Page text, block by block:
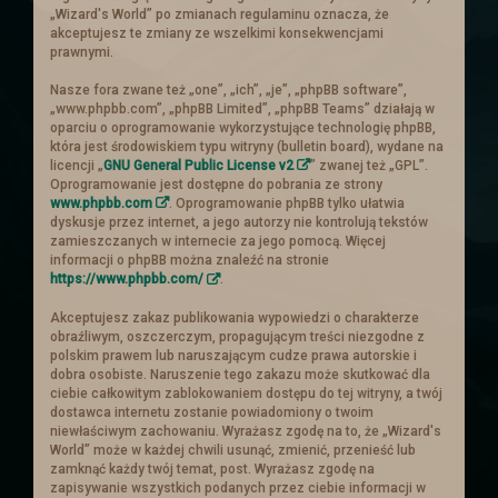
królestwa prośbę o pomoc. Ten
postanowił zebrać chętnych i wysłać ich
aby wsparli handlowego sojusznika.
Nowe ogłoszenia na
słupie
Zachęcamy do zajrzenia do zakładki z
Troche nowinek
Przebudowe przeszłyOgłoszenia . Cała
tabela is truktura została napisana od
nowa i dostosowana :).
„Wizard's World” po zmianach regulaminu oznacza, że
akceptujesz te zmiany ze wszelkimi konsekwencjami
prawnymi.
Nasze fora zwane też „one”, „ich”, „je”, „phpBB software”,
„www.phpbb.com”, „phpBB Limited”, „phpBB Teams” działają w
oparciu o oprogramowanie wykorzystujące technologię phpBB,
która jest środowiskiem typu witryny (bulletin board), wydane na
licencji „GNU General Public License v2
” zwanej też „GPL”.
Oprogramowanie jest dostępne do pobrania ze strony
www.phpbb.com
. Oprogramowanie phpBB tylko ułatwia
dyskusje przez internet, a jego autorzy nie kontrolują tekstów
zamieszczanych w internecie za jego pomocą. Więcej
informacji o phpBB można znaleźć na stronie
https://www.phpbb.com/
.
Akceptujesz zakaz publikowania wypowiedzi o charakterze
obraźliwym, oszczerczym, propagującym treści niezgodne z
polskim prawem lub naruszającym cudze prawa autorskie i
dobra osobiste. Naruszenie tego zakazu może skutkować dla
ciebie całkowitym zablokowaniem dostępu do tej witryny, a twój
dostawca internetu zostanie powiadomiony o twoim
niewłaściwym zachowaniu. Wyrażasz zgodę na to, że „Wizard's
World” może w każdej chwili usunąć, zmienić, przenieść lub
zamknąć każdy twój temat, post. Wyrażasz zgodę na
zapisywanie wszystkich podanych przez ciebie informacji w